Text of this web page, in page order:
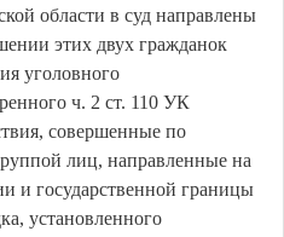
области в суд направлены
этих двух гражданок
уголовного
ч. 2 ст. 110 УК
совершенные по
лиц, направленные на
и государственной границы
установленного